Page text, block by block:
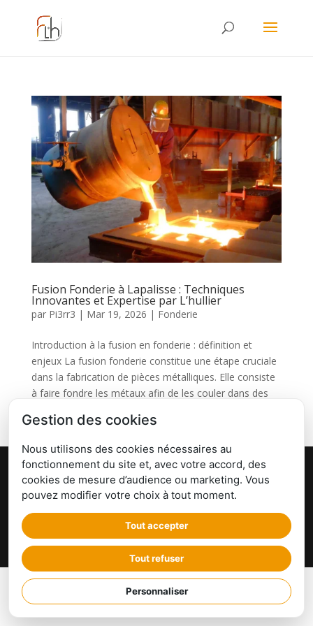
Fusion Fonderie à Lapalisse : Techniques
Innovantes et Expertise par L’hullier
par Pi3rr3 | Mar 19, 2026 | Fonderie
Introduction à la fusion en fonderie : définition et
enjeux La fusion fonderie constitue une étape cruciale
dans la fabrication de pièces métalliques. Elle consiste
à faire fondre les métaux afin de les couler dans des
© Fonderie L'Hullier, Tradition et innovation
depuis 1966| Site réalisé par l'Imaginarium Vichy
|Politique de confidentialité|Mentions Légales
Fonderie Auvergne Allier France - Aluminium, fonte -
Co-conception, Retro-conception, prototype, moule,
fonte, modelage, impression 3D
Gestion des cookies
Nous utilisons des cookies nécessaires au
fonctionnement du site et, avec votre accord, des
cookies de mesure d’audience ou marketing. Vous
pouvez modifier votre choix à tout moment.
Tout accepter
Tout refuser
Personnaliser